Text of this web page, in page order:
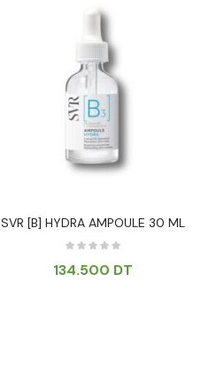
SVR [B] HYDRA AMPOULE 30 ML
134.500 DT